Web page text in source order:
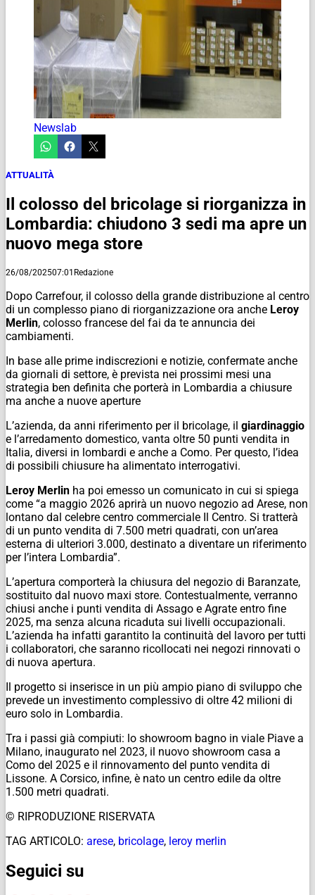
Newslab
ATTUALITÀ
Il colosso del bricolage si riorganizza in
Lombardia: chiudono 3 sedi ma apre un
nuovo mega store
26/08/202507:01 Redazione
Dopo Carrefour, il colosso della grande distribuzione al centro
di un complesso piano di riorganizzazione ora anche Leroy
Merlin, colosso francese del fai da te annuncia dei
cambiamenti.
In base alle prime indiscrezioni e notizie, confermate anche
da giornali di settore, è prevista nei prossimi mesi una
strategia ben definita che porterà in Lombardia a chiusure
ma anche a nuove aperture
L’azienda, da anni riferimento per il bricolage, il giardinaggio
e l’arredamento domestico, vanta oltre 50 punti vendita in
Italia, diversi in lombardi e anche a Como. Per questo, l’idea
di possibili chiusure ha alimentato interrogativi.
Leroy Merlin ha poi emesso un comunicato in cui si spiega
come “a maggio 2026 aprirà un nuovo negozio ad Arese, non
lontano dal celebre centro commerciale Il Centro. Si tratterà
di un punto vendita di 7.500 metri quadrati, con un’area
esterna di ulteriori 3.000, destinato a diventare un riferimento
per l’intera Lombardia”.
L’apertura comporterà la chiusura del negozio di Baranzate,
sostituito dal nuovo maxi store. Contestualmente, verranno
chiusi anche i punti vendita di Assago e Agrate entro fine
2025, ma senza alcuna ricaduta sui livelli occupazionali.
L’azienda ha infatti garantito la continuità del lavoro per tutti
i collaboratori, che saranno ricollocati nei negozi rinnovati o
di nuova apertura.
Il progetto si inserisce in un più ampio piano di sviluppo che
prevede un investimento complessivo di oltre 42 milioni di
euro solo in Lombardia.
Tra i passi già compiuti: lo showroom bagno in viale Piave a
Milano, inaugurato nel 2023, il nuovo showroom casa a
Como del 2025 e il rinnovamento del punto vendita di
Lissone. A Corsico, infine, è nato un centro edile da oltre
1.500 metri quadrati.
© RIPRODUZIONE RISERVATA
TAG ARTICOLO: arese, bricolage, leroy merlin
Seguici su